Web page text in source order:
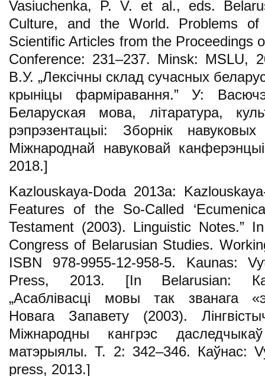
Vasiuchenka, P. V. et al., eds.
Culture, and the World. Problems of
Scientific Articles from the Proceedings
Conference: 231–237. Minsk: MSLU,
В.У. „Лексічны склад сучасных
крыніцы фарміравання.” У:
Беларуская мова, літаратура,
рэпрэзентацыі: Зборнік
Міжнароднай навуковай
2018.]
Kazlouskaya-Doda 2013а:
Features of the So-Called
Testament (2003). Linguistic Notes.”
Congress of Belarusian Studies.
ISBN 978-9955-12-958-5. Kaunas:
Press, 2013. [In Belarusian:
„Асаблівасці мовы так званага
Новага Запавету (2003).
Міжнародны кангрэс
матэрыялы. Т. 2: 342–346. Каўнас:
press, 2013.]